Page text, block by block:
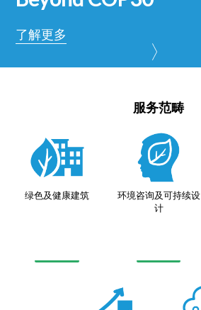
了解更多
服务范畴
绿色及健康建筑
环境咨询及可持续设
计